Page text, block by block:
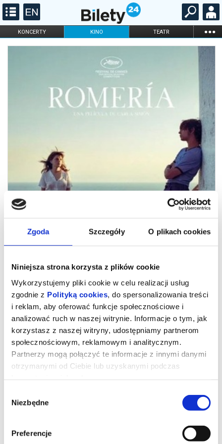
Zgoda Szczegóły O plikach cookies
Niniejsza strona korzysta z plików cookie
Wykorzystujemy pliki cookie w celu realizacji usług
zgodnie z Polityką cookies , do spersonalizowania treści
i reklam, aby oferować funkcje społecznościowe i
analizować ruch w naszej witrynie. Informacje o tym, jak
korzystasz z naszej witryny, udostępniamy partnerom
społecznościowym, reklamowym i analitycznym.
Partnerzy mogą połączyć te informacje z innymi danymi
otrzymanymi od Ciebie lub uzyskanymi podczas
zgody
Niezbędne
Preferencje
KONCERTY KINO TEATR ...
FILHARMONIA OPERA I BALET
ONLINE
Romeria
Przejmująca, osobista podróż do własnych korzeni, film, który
choć rozgrywa się w kręgu jednej rodziny, zrywa ze zbiorowym
wstydem i wyparciem. Carla Simón tym razem zabiera nas do
niezbędny, by dostała studenckie stypendium. Pozornie błahy,
biurokratyczny wymóg wydobywa na jaw rodzinną tajemnicę, jest